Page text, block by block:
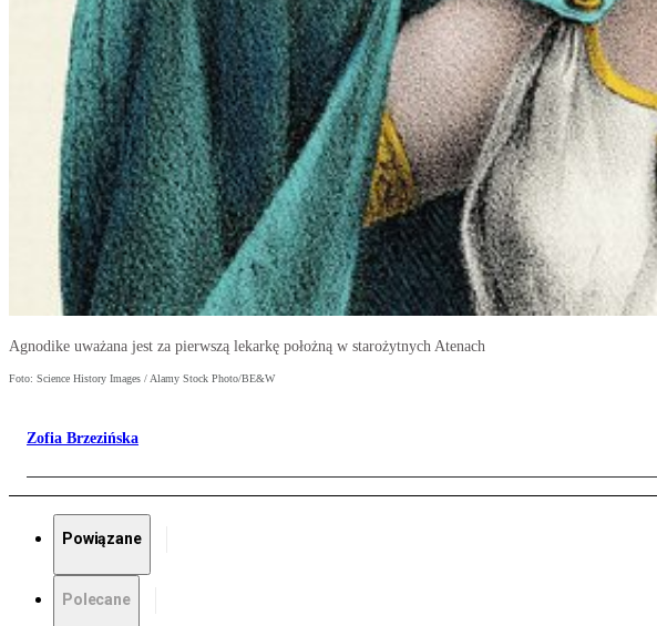
Agnodike uważana jest za pierwszą lekarkę położną w starożytnych Atenach
Foto: Science History Images / Alamy Stock Photo/BE&W
Zofia Brzezińska
Powiązane
Polecane